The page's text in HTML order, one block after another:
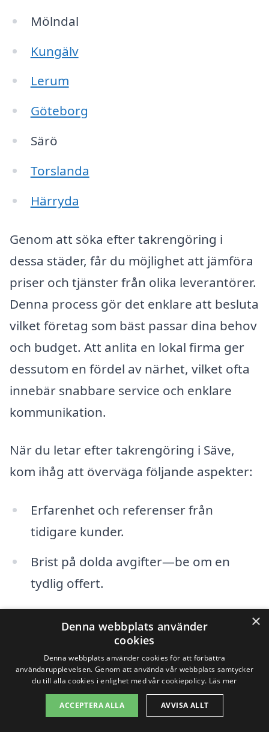
Mölndal
Kungälv
Lerum
Göteborg
Särö
Torslanda
Härryda
Genom att söka efter takrengöring i
dessa städer, får du möjlighet att jämföra
priser och tjänster från olika leverantörer.
Denna process gör det enklare att besluta
vilket företag som bäst passar dina behov
och budget. Att anlita en lokal firma ger
dessutom en fördel av närhet, vilket ofta
innebär snabbare service och enklare
kommunikation.
När du letar efter takrengöring i Säve,
kom ihåg att överväga följande aspekter:
Erfarenhet och referenser från
tidigare kunder.
Brist på dolda avgifter—be om en
tydlig offert.
Typ av utrustning och
rengöringsmetoder som används.
Garantier och efterservice som
erbjuds.
×
Denna webbplats använder
cookies
Denna webbplats använder cookies för att förbättra
användarupplevelsen. Genom att använda vår webbplats samtycker
du till alla cookies i enlighet med vår cookiepolicy. Läs mer
ACCEPTERA ALLA AVVISA ALLT